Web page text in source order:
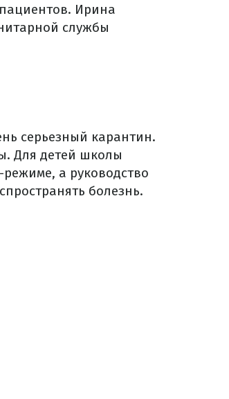
Ирина
службы
серьезный карантин.
Для детей школы
а руководство
болезнь.